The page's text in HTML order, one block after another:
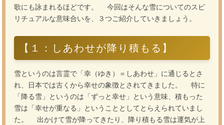
歌にも詠まれるほどです。 今回はそんな雪についてのスピ
リチュアルな意味合いを、３つご紹介していきましょう。
【１：しあわせが降り積もる】
雪というのは言霊で「幸（ゆき）＝しあわせ」に通じるとさ
れ、日本では古くから幸せの象徴とされてきました。 特に
「降る雪」というのは「ずっと幸せ」という意味、積もった
雪は「幸せが重なる」ということとしてとらえられていまし
た。 出かけて雪が降ってきたり、降り積もる雪は運気が上